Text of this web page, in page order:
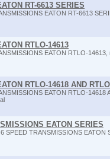
RT-6613 SERIES
EATON RT-6613
RTLO-14613
EATON RTLO-
RTLO-14618 AND
EATON RTLO-14618
EATON SERIES
SPEED TRANSMISSIONS EATON